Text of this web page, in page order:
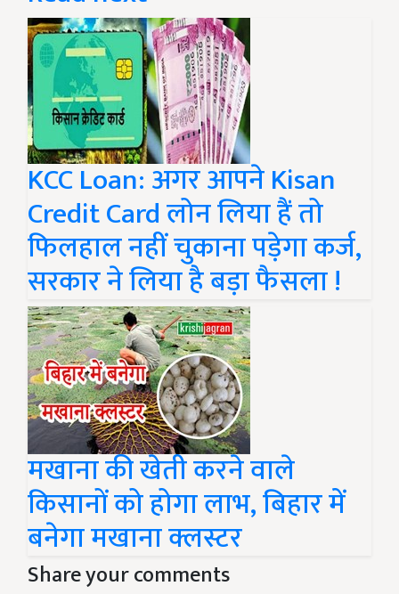
KCC Loan: अगर आपने Kisan
Credit Card लोन लिया हैं तो
फिलहाल नहीं चुकाना पड़ेगा कर्ज,
सरकार ने लिया है बड़ा फैसला !
मखाना की खेती करने वाले
किसानों को होगा लाभ, बिहार में
बनेगा मखाना क्लस्टर
Share your comments